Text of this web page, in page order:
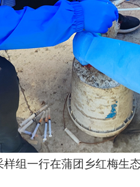
样组一行在蒲团乡红梅生